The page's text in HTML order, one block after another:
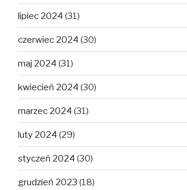
lipiec 2024 (31)
czerwiec 2024 (30)
maj 2024 (31)
kwiecień 2024 (30)
marzec 2024 (31)
luty 2024 (29)
styczeń 2024 (30)
grudzień 2023 (18)